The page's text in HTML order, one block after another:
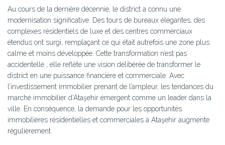
Au cours de la dernière décennie, le district a connu une
modernisation significative. Des tours de bureaux élégantes, des
complexes résidentiels de luxe et des centres commerciaux
étendus ont surgi, remplaçant ce qui était autrefois une zone plus
calme et moins développée. Cette transformation n’est pas
accidentelle ; elle reflète une vision délibérée de transformer le
district en une puissance financière et commerciale. Avec
l’investissement immobilier prenant de l’ampleur, les tendances du
marché immobilier d’Ataşehir émergent comme un leader dans la
ville. En conséquence, la demande pour les opportunités
immobilières résidentielles et commerciales à Ataşehir augmente
régulièrement.